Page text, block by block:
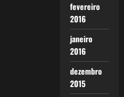
fevereiro
2016
janeiro
2016
dezembro
2015